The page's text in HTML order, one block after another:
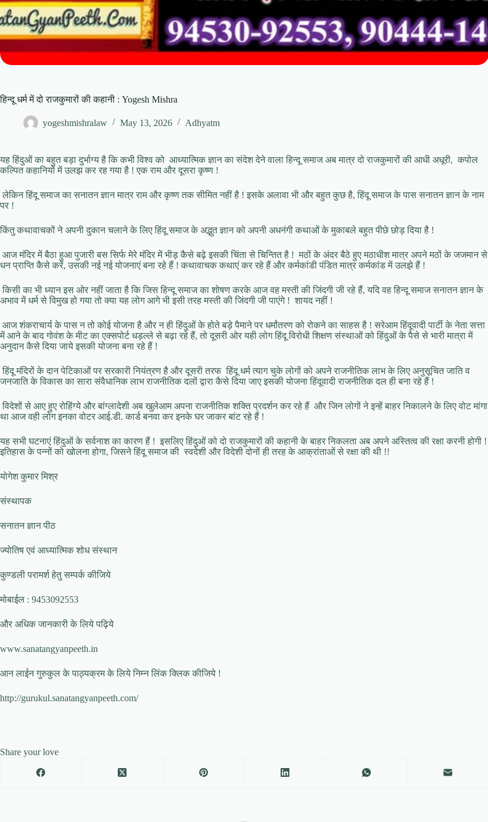
हिन्दू धर्म में दो राजकुमारों की कहानी : Yogesh Mishra
yogeshmishralaw May 13, 2026 Adhyatm
यह हिंदुओं का बहुत बड़ा दुर्भाग्य है कि कभी विश्व को आध्यात्मिक ज्ञान का संदेश देने वाला हिन्दू समाज अब मात्र दो राजकुमारों की आधी अधूरी, कपोल
कल्पित कहानियों में उलझ कर रह गया है ! एक राम और दूसरा कृष्ण !
लेकिन हिंदू समाज का सनातन ज्ञान मात्र राम और कृष्ण तक सीमित नहीं है ! इसके अलावा भी और बहुत कुछ है, हिंदू समाज के पास सनातन ज्ञान के नाम
पर !
किंतु कथावाचकों ने अपनी दुकान चलाने के लिए हिंदू समाज के अद्भुत ज्ञान को अपनी अधनंगी कथाओं के मुकाबले बहुत पीछे छोड़ दिया है !
आज मंदिर में बैठा हुआ पुजारी बस सिर्फ मेरे मंदिर में भीड़ कैसे बढ़े इसकी चिंता से चिन्तित है ! मठों के अंदर बैठे हुए मठाधीश मात्र अपने मठों के जजमान से
धन प्राप्ति कैसे करें, उसकी नई नई योजनाएं बना रहे हैं ! कथावाचक कथाएं कर रहे हैं और कर्मकांडी पंडित मात्र कर्मकांड में उलझे हैं !
किसी का भी ध्यान इस ओर नहीं जाता है कि जिस हिन्दू समाज का शोषण करके आज वह मस्ती की जिंदगी जी रहे हैं, यदि वह हिन्दू समाज सनातन ज्ञान के
अभाव में धर्म से विमुख हो गया तो क्या यह लोग आगे भी इसी तरह मस्ती की जिंदगी जी पाएंगे ! शायद नहीं !
आज शंकराचार्य के पास न तो कोई योजना है और न ही हिंदुओं के होते बड़े पैमाने पर धर्मांतरण को रोकने का साहस है ! सरेआम हिंदूवादी पार्टी के नेता सत्ता
में आने के बाद गोवंश के मीट का एक्सपोर्ट धड़ल्ले से बढ़ा रहे हैं, तो दूसरी ओर यही लोग हिंदू विरोधी शिक्षण संस्थाओं को हिंदुओं के पैसे से भारी मात्रा में
अनुदान कैसे दिया जाये इसकी योजना बना रहे हैं !
हिंदू मंदिरों के दान पेटिकाओं पर सरकारी नियंत्रण है और दूसरी तरफ हिंदू धर्म त्याग चुके लोगों को अपने राजनीतिक लाभ के लिए अनुसूचित जाति व
जनजाति के विकास का सारा संवैधानिक लाभ राजनीतिक दलों द्वारा कैसे दिया जाए इसकी योजना हिंदूवादी राजनीतिक दल ही बना रहे हैं !
विदेशों से आए हुए रोहिंग्ये और बांग्लादेशी अब खुलेआम अपना राजनीतिक शक्ति प्रदर्शन कर रहे हैं और जिन लोगों ने इन्हें बाहर निकालने के लिए वोट मांगा
था आज वही लोग इनका वोटर आई.डी. कार्ड बनवा कर इनके घर जाकर बांट रहे हैं !
यह सभी घटनाएं हिंदुओं के सर्वनाश का कारण हैं ! इसलिए हिंदुओं को दो राजकुमारों की कहानी के बाहर निकलता अब अपने अस्तित्व की रक्षा करनी होगी !
इतिहास के पन्नों को खोलना होगा, जिसने हिंदू समाज की स्वदेशी और विदेशी दोनों ही तरह के आक्रांताओं से रक्षा की थी !!
योगेश कुमार मिश्र
संस्थापक
सनातन ज्ञान पीठ
ज्योतिष एवं आध्यात्मिक शोध संस्थान
कुण्डली परामर्श हेतु सम्पर्क कीजिये
मोबाईल : 9453092553
और अधिक जानकारी के लिये पढ़िये
www.sanatangyanpeeth.in
आन लाईन गुरुकुल के पाठ्यक्रम के लिये निम्न लिंक क्लिक कीजिये !
http://gurukul.sanatangyanpeeth.com/
Share your love